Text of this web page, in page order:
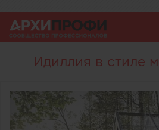
Идиллия в стиле